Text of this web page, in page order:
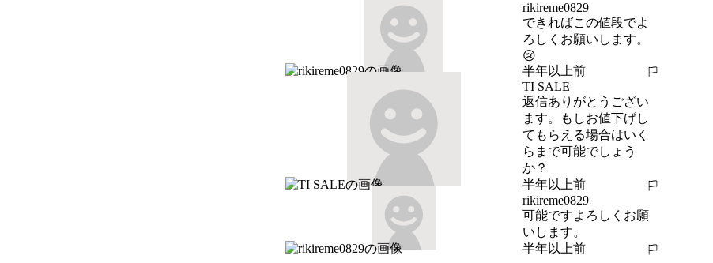
rikireme0829
できればこの値段でよ
ろしくお願いします。
😢
半年以上前
報告する
TI SALE
返信ありがとうござい
ます。もしお値下げし
てもらえる場合はいく
らまで可能でしょう
か？
半年以上前
報告する
rikireme0829
可能ですよろしくお願
いします。
半年以上前
報告する